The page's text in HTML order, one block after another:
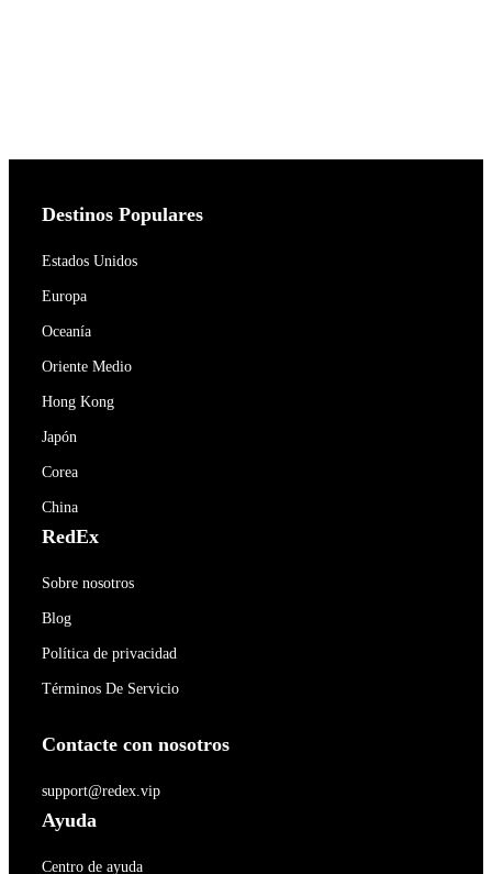
Destinos Populares
Estados Unidos
Europa
Oceanía
Oriente Medio
Hong Kong
Japón
Corea
China
RedEx
Sobre nosotros
Blog
Política de privacidad
Términos De Servicio
Contacte con nosotros
support@redex.vip
Ayuda
Centro de ayuda